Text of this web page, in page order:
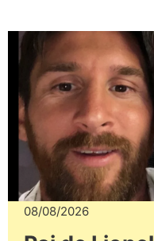
08/08/2026